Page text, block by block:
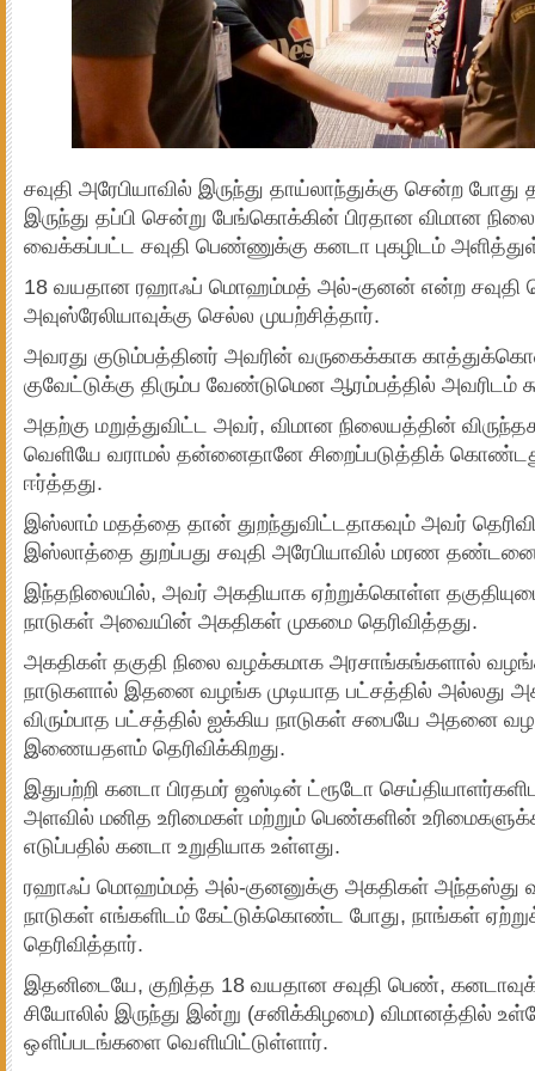
சவுதி அரேபியாவில் இருந்து தாய்லாந்துக்கு சென்ற போது
இருந்து தப்பி சென்று பேங்கொக்கின் பிரதான விமான
வைக்கப்பட்ட சவுதி பெண்ணுக்கு கனடா புகழிடம்
18 வயதான ரஹாஃப் மொஹம்மத் அல்-குனன் என்ற சவுதி
அவுஸ்ரேலியாவுக்கு செல்ல முயற்சித்தார்.
அவரது குடும்பத்தினர் அவரின் வருகைக்காக
குவேட்டுக்கு திரும்ப வேண்டுமென ஆரம்பத்தில் அவரிடம்
அதற்கு மறுத்துவிட்ட அவர், விமான நிலையத்தின்
வெளியே வராமல் தன்னைதானே சிறைப்படுத்திக்
ஈர்த்தது.
இஸ்லாம் மதத்தை தான் துறந்துவிட்டதாகவும் அவர்
இஸ்லாத்தை துறப்பது சவுதி அரேபியாவில் மரண தண்டனை
இந்தநிலையில், அவர் அகதியாக ஏற்றுக்கொள்ள
நாடுகள் அவையின் அகதிகள் முகமை தெரிவித்தது.
அகதிகள் தகுதி நிலை வழக்கமாக அரசாங்கங்களால்
நாடுகளால் இதனை வழங்க முடியாத பட்சத்தில் அல்லது
விரும்பாத பட்சத்தில் ஐக்கிய நாடுகள் சபையே அதனை
இணையதளம் தெரிவிக்கிறது.
இதுபற்றி கனடா பிரதமர் ஜஸ்டின் ட்ரூடோ
அளவில் மனித உரிமைகள் மற்றும் பெண்களின்
எடுப்பதில் கனடா உறுதியாக உள்ளது.
ரஹாஃப் மொஹம்மத் அல்-குனனுக்கு அகதிகள் அந்தஸ்து
நாடுகள் எங்களிடம் கேட்டுக்கொண்ட போது, நாங்கள்
தெரிவித்தார்.
இதனிடையே, குறித்த 18 வயதான சவுதி பெண்,
சியோலில் இருந்து இன்று (சனிக்கிழமை) விமானத்தில்
ஔிப்படங்களை வௌியிட்டுள்ளார்.